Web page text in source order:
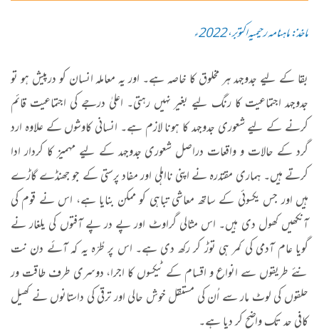
ماخذ: ماہنامہ رحیمیہ اکتوبر، 2022ء
بقا کے لیے جدوجہد ہر مخلوق کا خاصہ ہے۔ اور یہ معاملہ انسان کو درپیش ہو تو
جدوجہد اجتماعیت کا رنگ لیے بغیر نہیں رہتی۔ اعلیٰ درجے کی اجتماعیت قائم
کرنے کے لیے شعوری جدوجہد کا ہونا لازم ہے۔ انسانی کاوشوں کے علاوہ ارد
گرد کے حالات و واقعات دراصل شعوری جدوجہد کے لیے مہمیز کا کردار ادا
کرتے ہیں۔ ہماری مقتدرہ نے اپنی نااہلی اور مفاد پرستی کے جو جھنڈے گاڑے
ہیں اور جس یکسوئی کے ساتھ معاشی تباہی کو ممکن بنایا ہے، اس نے قوم کی
آنکھیں کھول دی ہیں۔ اس مثالی گراوٹ اور پے در پے آفتوں کی یلغار نے
گویا عام آدمی کی کمر ہی توڑ کر رکھ دی ہے۔ اس پر طُرّہ یہ کہ آئے دن نت
نئے طریقوں سے انواع و اقسام کے ٹیکسوں کا اجرا، دوسری طرف طاقت ور
حلقوں کی لوٹ مار سے اُن کی مستقل خوش حالی اور ترقی کی داستانوں نے کھیل
کافی حد تک واضح کر دیا ہے۔